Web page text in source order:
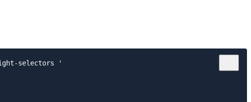
selectors '